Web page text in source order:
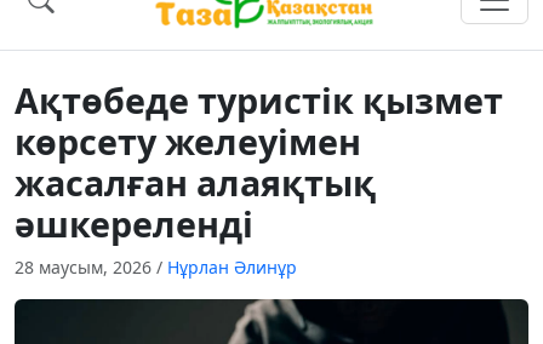
Ақтөбеде туристік қызмет
көрсету желеуімен
жасалған алаяқтық
әшкереленді
28 маусым, 2026 / Нұрлан Әлинұр